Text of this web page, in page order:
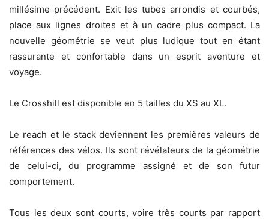
millésime précédent. Exit les tubes arrondis et courbés,
place aux lignes droites et à un cadre plus compact. La
nouvelle géométrie se veut plus ludique tout en étant
rassurante et confortable dans un esprit aventure et
voyage.
Le Crosshill est disponible en 5 tailles du XS au XL.
Le reach et le stack deviennent les premières valeurs de
références des vélos. Ils sont révélateurs de la géométrie
de celui-ci, du programme assigné et de son futur
comportement.
Tous les deux sont courts, voire très courts par rapport